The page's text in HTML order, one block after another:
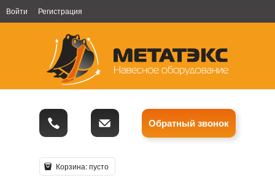
Войти Регистрация
Обратный звонок
Корзина:пусто